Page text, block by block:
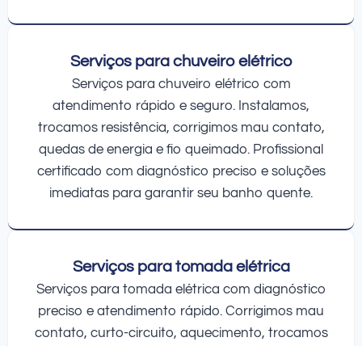
Serviços para chuveiro elétrico
Serviços para chuveiro elétrico com
atendimento rápido e seguro. Instalamos,
trocamos resistência, corrigimos mau contato,
quedas de energia e fio queimado. Profissional
certificado com diagnóstico preciso e soluções
imediatas para garantir seu banho quente.
Serviços para tomada elétrica
Serviços para tomada elétrica com diagnóstico
preciso e atendimento rápido. Corrigimos mau
contato, curto-circuito, aquecimento, trocamos